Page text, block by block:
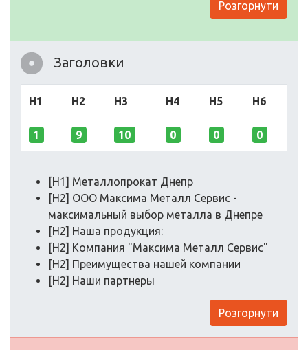
Розгорнути
Заголовки
H1 H2 H3 H4 H5 H6
1 9 10 0 0 0
[H1] Металлопрокат Днепр
[H2] ООО Максима Металл Сервис -
максимальный выбор металла в Днепре
[H2] Наша продукция:
[H2] Компания "Максима Металл Сервис"
[H2] Преимущества нашей компании
[H2] Наши партнеры
Розгорнути